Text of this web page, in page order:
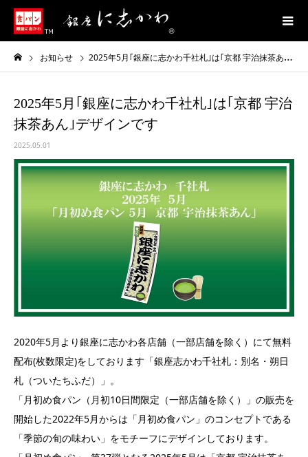
お知らせ 2025年5月｢銀座に志かわ千社札｣は｢京都 宇治抹茶あん｣デザインです
2025年5月｢銀座に志かわ千社札｣は｢京都 宇治
抹茶あん｣デザインです
2025.05.01
2020年5月より銀座に志かわ各店舗（一部店舗を除く）にて無料
配布(枚数限定)をしております「銀座志かわ千社札：別名・朔日
札（ついたちふだ）」。
「月初め食パン（月初10日間限定（一部店舗を除く）」の販売を
開始した2022年5月からは「月初め食パン」のコンセプトである
「季節の旬の味わい」をモチーフにデザインしております。